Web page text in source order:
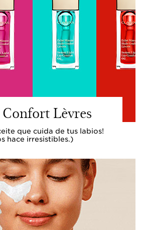
Lèvres
que cuida de tus labios!
hace irresistibles.)